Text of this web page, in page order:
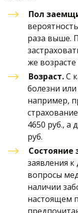
Пол
раза выше.
же
Возраст. С
болезни
например,
4650 руб., а
руб.
Состояние
заявления
вопросы
наличии
настоящем